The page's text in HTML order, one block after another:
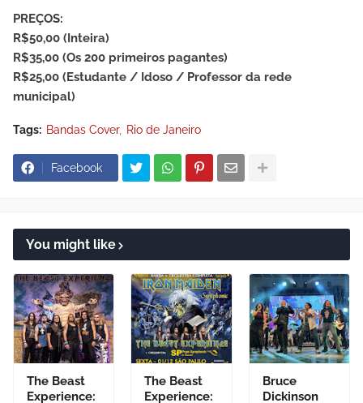
PREÇOS:
R$50,00 (Inteira)
R$35,00 (Os 200 primeiros pagantes)
R$25,00 (Estudante / Idoso / Professor da rede
municipal)
Tags: Bandas Cover Rio de Janeiro
Facebook
You might like
The Beast
Experience:
The Beast
Experience:
Bruce
Dickinson